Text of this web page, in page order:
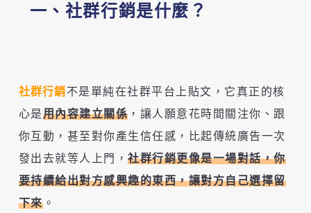
一、社群行銷是什麼？
社群行銷不是單純在社群平台上貼文，它真正的核
心是用內容建立關係 ，讓人願意花時間關注你、跟
你互動，甚至對你產生信任感，比起傳統廣告一次
發出去就等人上門，社群行銷更像是一場對話，你
要持續給出對方感興趣的東西，讓對方自己選擇留
下來。